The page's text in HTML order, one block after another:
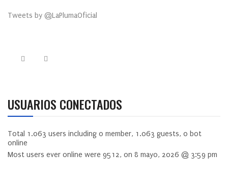
Tweets by @LaPlumaOficial
USUARIOS CONECTADOS
Total 1.063 users including 0 member, 1.063 guests, 0 bot
online
Most users ever online were 9512, on 8 mayo, 2026 @ 3:59 pm